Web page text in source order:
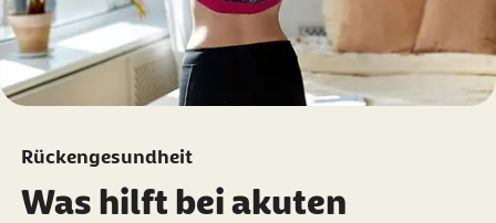
Rückengesundheit
Was hilft bei akuten